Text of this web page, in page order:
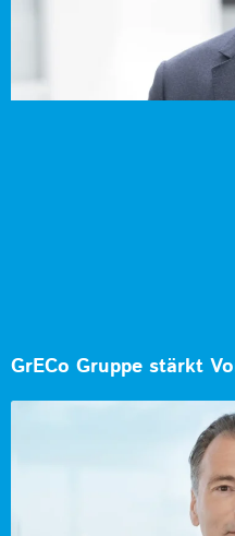
GrECo Gruppe stärkt